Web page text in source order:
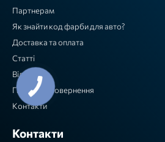
Партнерам
Як знайти код фарби для авто?
Доставка та оплата
Статті
Відгуки
Гарантія / повернення
Контакти
Контакти